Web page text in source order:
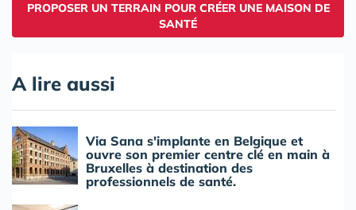
PROPOSER UN TERRAIN POUR CRÉER UNE MAISON DE
SANTÉ
A lire aussi
Via Sana s'implante en Belgique et
ouvre son premier centre clé en main à
Bruxelles à destination des
professionnels de santé.